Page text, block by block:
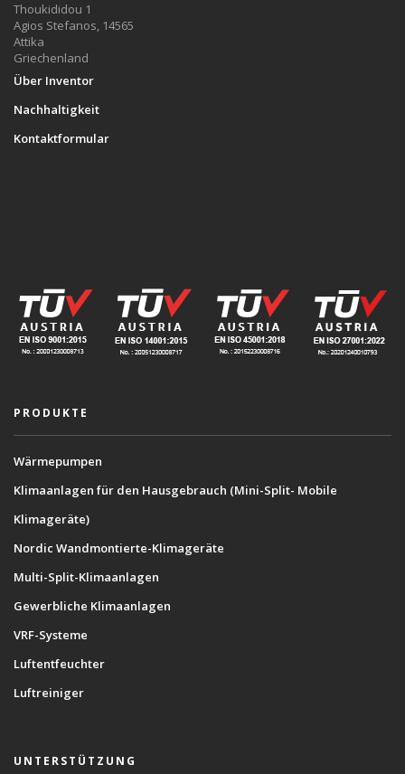
Thoukididou 1
Agios Stefanos, 14565
Attika
Griechenland
Über Inventor
Nachhaltigkeit
Kontaktformular
PRODUKTE
Wärmepumpen
Klimaanlagen für den Hausgebrauch (Mini-Split- Mobile
Klimageräte)
Nordic Wandmontierte-Klimageräte
Multi-Split-Klimaanlagen
Gewerbliche Klimaanlagen
VRF-Systeme
Luftentfeuchter
Luftreiniger
UNTERSTÜTZUNG